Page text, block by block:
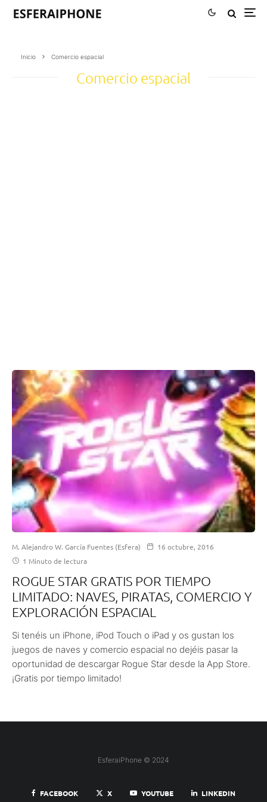
Inicio Comercio espacial
Comercio espacial
M. Alejandro W. García Fuentes (Esfera)
16 octubre, 2016
1 Minuto de lectura
ROGUE STAR GRATIS POR TIEMPO
LIMITADO: NAVES, PIRATAS, COMERCIO Y
EXPLORACIÓN ESPACIAL
Si tenéis un iPhone, iPod Touch o iPad y os gustan los
juegos de naves y comercio espacial no dejéis pasar la
oportunidad de descargar Rogue Star desde la App Store.
¡Gratis por tiempo limitado!
EsferaiPhone © 2024
FACEBOOK X YOUTUBE LINKEDIN